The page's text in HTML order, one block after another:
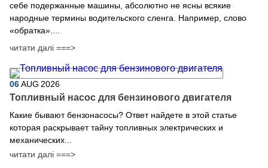
себе подержанные машины, абсолютно не ясны всякие
народные термины водительского сленга. Например, слово
«обратка»....
читати далі ===>
06AUG 2026
Топливный насос для бензинового двигателя
Какие бывают бензонасосы? Ответ найдете в этой статье
которая раскрывает тайну топливных электрических и
механических...
читати далі ===>